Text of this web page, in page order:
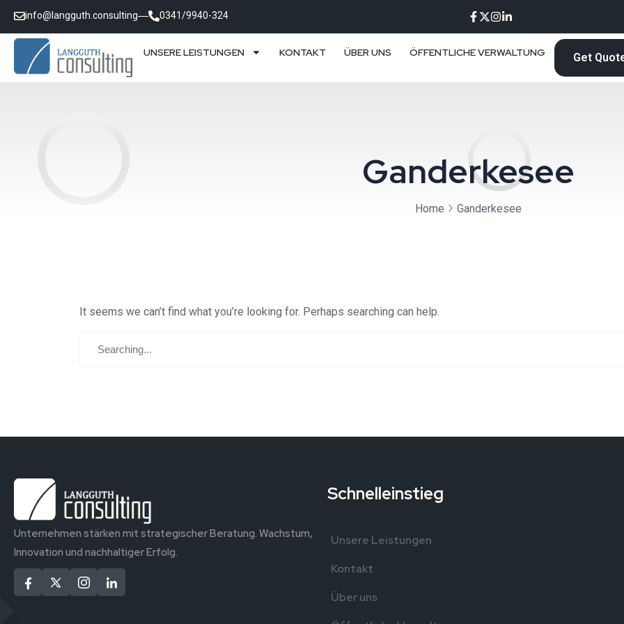
info@langguth.consulting 0341/9940-324
UNSERE LEISTUNGEN KONTAKT ÜBER UNS ÖFFENTLICHE VERWALTUNG Get
Ganderkesee
Home Ganderkesee
It seems we can’t find what you’re looking for. Perhaps searching can help.
Unternehmen stärken mit strategischer Beratung. Wachstum,
Innovation und nachhaltiger Erfolg.
Schnelleinstieg
Unsere Leistungen
Kontakt
Über uns